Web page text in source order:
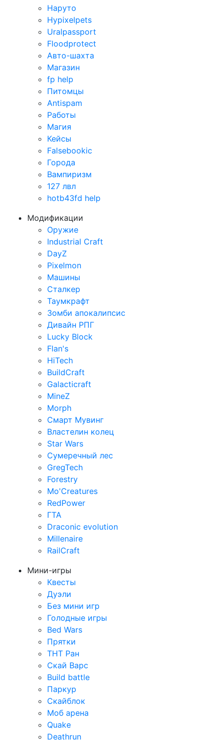
Наруто
Hypixelpets
Uralpassport
Floodprotect
Авто-шахта
Магазин
fp help
Питомцы
Antispam
Работы
Магия
Кейсы
Falsebookic
Города
Вампиризм
127 лвл
hotb43fd help
Модификации
Оружие
Industrial Craft
DayZ
Pixelmon
Машины
Сталкер
Таумкрафт
Зомби апокалипсис
Дивайн РПГ
Lucky Block
Flan's
HiTech
BuildCraft
Galacticraft
MineZ
Morph
Смарт Мувинг
Властелин колец
Star Wars
Сумеречный лес
GregTech
Forestry
Mo'Creatures
RedPower
ГТА
Draconic evolution
Millenaire
RailCraft
Мини-игры
Квесты
Дуэли
Без мини игр
Голодные игры
Bed Wars
Прятки
ТНТ Ран
Скай Варс
Build battle
Паркур
Скайблок
Моб арена
Quake
Deathrun